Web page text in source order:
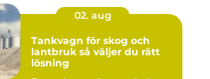
02. aug
Tankvagn för skog och
lantbruk så väljer du rätt
lösning